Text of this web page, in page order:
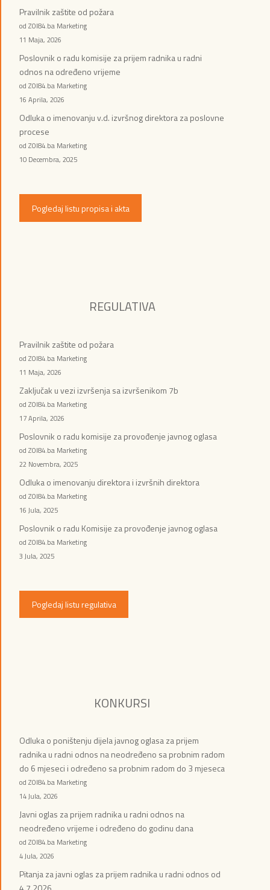
Pravilnik zaštite od požara
od ZOI84.ba Marketing
11 Maja, 2026
Poslovnik o radu komisije za prijem radnika u radni
odnos na određeno vrijeme
od ZOI84.ba Marketing
16 Aprila, 2026
Odluka o imenovanju v.d. izvršnog direktora za poslovne
procese
od ZOI84.ba Marketing
10 Decembra, 2025
Pogledaj listu propisa i akta
REGULATIVA
Pravilnik zaštite od požara
od ZOI84.ba Marketing
11 Maja, 2026
Zaključak u vezi izvršenja sa izvršenikom 7b
od ZOI84.ba Marketing
17 Aprila, 2026
Poslovnik o radu komisije za provođenje javnog oglasa
od ZOI84.ba Marketing
22 Novembra, 2025
Odluka o imenovanju direktora i izvršnih direktora
od ZOI84.ba Marketing
16 Jula, 2025
Poslovnik o radu Komisije za provođenje javnog oglasa
od ZOI84.ba Marketing
3 Jula, 2025
Pogledaj listu regulativa
KONKURSI
Odluka o poništenju dijela javnog oglasa za prijem
radnika u radni odnos na neodređeno sa probnim radom
do 6 mjeseci i određeno sa probnim radom do 3 mjeseca
od ZOI84.ba Marketing
14 Jula, 2026
Javni oglas za prijem radnika u radni odnos na
neodređeno vrijeme i određeno do godinu dana
od ZOI84.ba Marketing
4 Jula, 2026
Pitanja za javni oglas za prijem radnika u radni odnos od